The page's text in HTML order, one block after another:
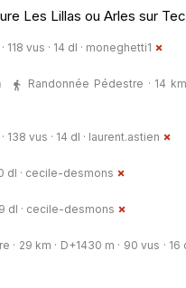
Les Lillas ou Arles sur
vus · 14 dl · moneghetti1
Randonnée Pédestre · 14
vus · 14 dl · laurent.astien
dl · cecile-desmons
dl · cecile-desmons
29 km · D+1430 m · 90 vus · 16